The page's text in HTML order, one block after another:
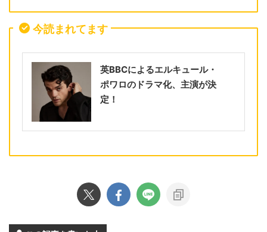
今読まれてます
英BBCによるエルキュール・
ポワロのドラマ化、主演が決
定！